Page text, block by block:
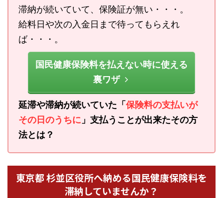
滞納が続いていて、保険証が無い・・・。
給料日や次の入金日まで待ってもらえれ
ば・・・。
国民健康保険料を払えない時に使える
裏ワザ
延滞や滞納が続いていた「保険料の支払いが
その日のうちに 」支払うことが出来たその方
法とは？
東京都 杉並区役所へ納める国民健康保険料を
滞納していませんか？